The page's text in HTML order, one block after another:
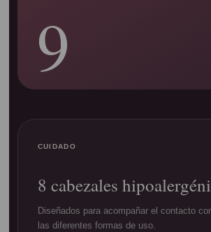
9
CUIDADO
8 cabezales
Diseñados para acompañar el contacto
las diferentes formas de uso.